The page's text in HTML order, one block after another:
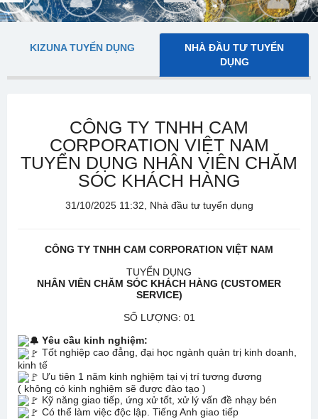
KIZUNA TUYỂN DỤNG
NHÀ ĐẦU TƯ TUYỂN
DỤNG
CÔNG TY TNHH CAM
CORPORATION VIỆT NAM
TUYỂN DỤNG NHÂN VIÊN CHĂM
SÓC KHÁCH HÀNG
31/10/2025 11:32, Nhà đầu tư tuyển dụng
CÔNG TY TNHH CAM CORPORATION VIỆT NAM
TUYỂN DỤNG
NHÂN VIÊN CHĂM SÓC KHÁCH HÀNG (CUSTOMER
SERVICE)
SỐ LƯỢNG: 01
Yêu cầu kinh nghiệm:
Tốt nghiệp cao đẳng, đại học ngành quản trị kinh doanh,
kinh tế
Ưu tiên 1 năm kinh nghiệm tại vị trí tương đương
( không có kinh nghiệm sẽ được đào tạo )
Kỹ năng giao tiếp, ứng xử tốt, xử lý vấn đề nhạy bén
Có thể làm việc độc lập. Tiếng Anh giao tiếp